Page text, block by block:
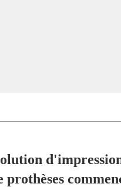
prothèses